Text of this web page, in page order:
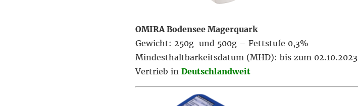
OMIRA Bodensee Magerquark
Gewicht: 250g und 500g – Fettstufe 0,3%
Mindesthaltbarkeitsdatum (MHD): bis zum 02.10.2023
Vertrieb in Deutschlandweit